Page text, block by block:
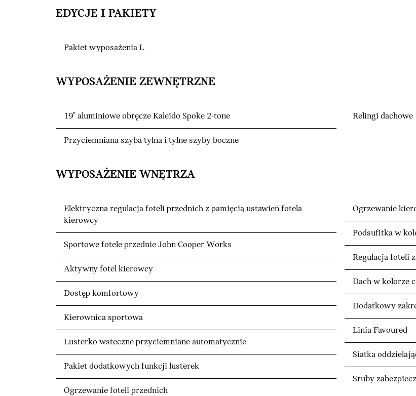
EDYCJE I PAKIETY
Pakiet wyposażenia L
WYPOSAŻENIE ZEWNĘTRZNE
19" aluminiowe obręcze Kaleido Spoke 2-tone
Przyciemniana szyba tylna i tylne szyby boczne
Relingi dachowe
WYPOSAŻENIE WNĘTRZA
Elektryczna regulacja foteli przednich z pamięcią ustawień fotela
kierowcy
Sportowe fotele przednie John Cooper Works
Aktywny fotel kierowcy
Dostęp komfortowy
Kierownica sportowa
Lusterko wsteczne przyciemniane automatycznie
Pakiet dodatkowych funkcji lusterek
Ogrzewanie foteli przednich
Ogrzewanie
Podsufitka w
Regulacja foteli
Dach w kolorze
Dodatkowy
Linia Favoured
Siatka
Śruby